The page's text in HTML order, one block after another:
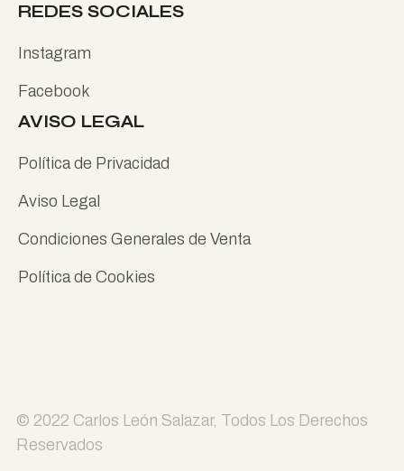
REDES SOCIALES
Instagram
Facebook
AVISO LEGAL
Política de Privacidad
Aviso Legal
Condiciones Generales de Venta
Política de Cookies
© 2022 Carlos León Salazar, Todos Los Derechos
Reservados